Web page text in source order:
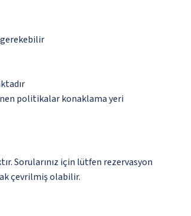
politikalar konaklama yeri
Sorularınız için lütfen rezervasyon
çevrilmiş olabilir.